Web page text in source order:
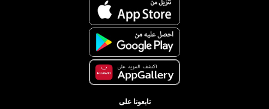
تابعونا على